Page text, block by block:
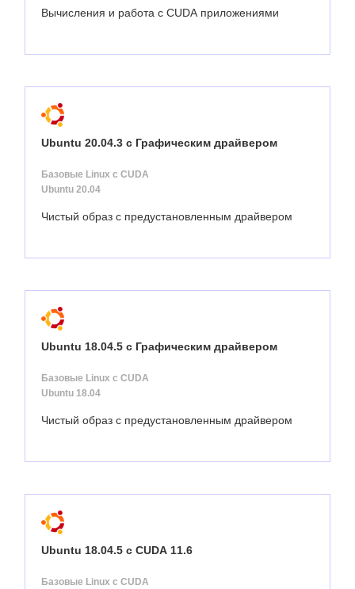
Вычисления и работа с CUDA приложениями
Ubuntu 20.04.3 с Графическим драйвером
Базовые Linux с CUDA
Ubuntu 20.04
Чистый образ с предустановленным драйвером
Ubuntu 18.04.5 с Графическим драйвером
Базовые Linux с CUDA
Ubuntu 18.04
Чистый образ с предустановленным драйвером
Ubuntu 18.04.5 с CUDA 11.6
Базовые Linux с CUDA